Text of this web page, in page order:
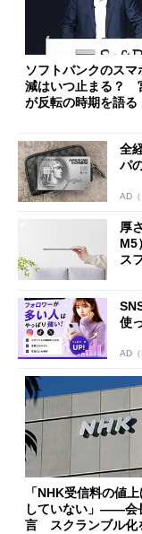
ソフトバンクのスマ
減はいつ止まる？
が反転の時期を語
全
パ
AD（
厚
M5
ス
使
AD（
「NHK受信料の値
していない」――会
言 スクランブル化